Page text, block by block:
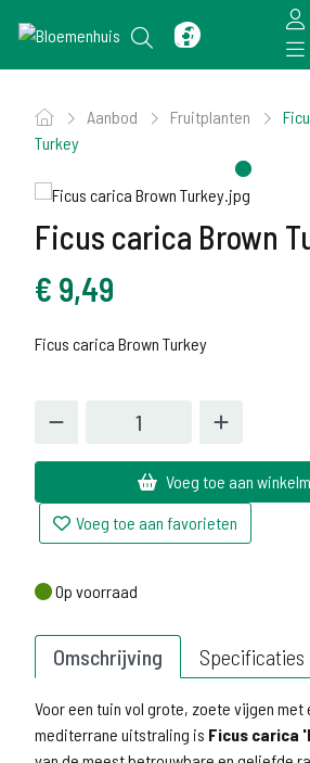
Aanbod Fruitplanten
Turkey
Ficus carica Brown
€ 9,49
Ficus carica Brown Turkey
Voeg toe aan
Voeg toe aan favorieten
Op voorraad
Op voorraad
Omschrijving Specificaties
Voor een tuin vol grote, zoete vijgen met
mediterrane uitstraling is Ficus carica